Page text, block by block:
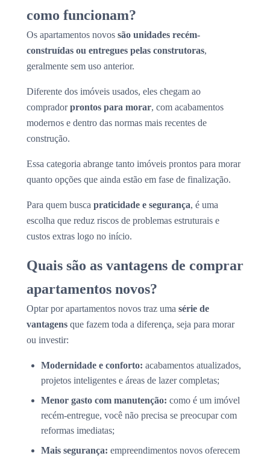
como funcionam?
Os apartamentos novos são unidades recém-
construídas ou entregues pelas construtoras,
geralmente sem uso anterior.
Diferente dos imóveis usados, eles chegam ao
compradorprontos para morar, com acabamentos
modernos e dentro das normas mais recentes de
construção.
Essa categoria abrange tanto imóveis prontos para morar
quanto opções que ainda estão em fase de finalização.
Para quem busca praticidade e segurança, é uma
escolha que reduz riscos de problemas estruturais e
custos extras logo no início.
Quais são as vantagens de comprar
apartamentos novos?
Optar por apartamentos novos traz uma série de
vantagens que fazem toda a diferença, seja para morar
ou investir:
Modernidade e conforto: acabamentos atualizados,
projetos inteligentes e áreas de lazer completas;
Menor gasto com manutenção: como é um imóvel
recém-entregue, você não precisa se preocupar com
reformas imediatas;
Mais segurança: empreendimentos novos oferecem